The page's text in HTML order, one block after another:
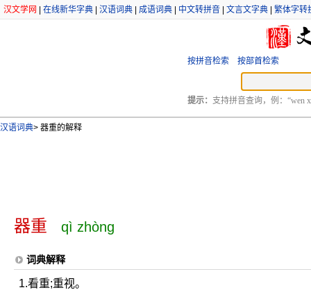
汉文学网 在线新华字典 汉语词典 成语词典 中文转拼音 文言文字典 繁体字转
按拼音检索 按部首检索
提示： 支持拼音查询，例：“wen
汉语词典> 器重的解释
器重 qì zhòng
词典解释
1.看重;重视。